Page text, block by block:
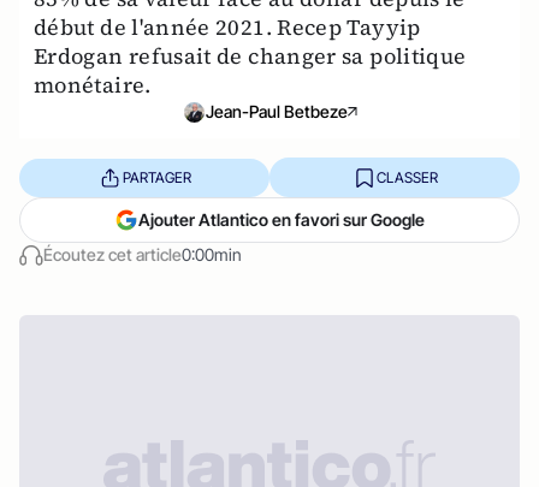
début de l'année 2021. Recep Tayyip
Erdogan refusait de changer sa politique
monétaire.
Jean-Paul Betbeze
Écoutez cet article0:00min
PARTAGER CLASSER
Ajouter Atlantico en favori sur Google